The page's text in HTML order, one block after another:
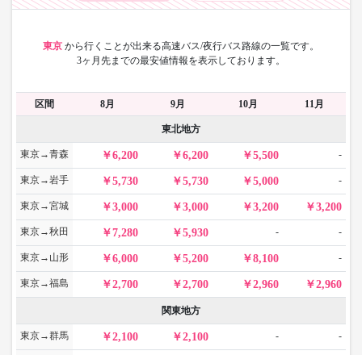
東京 から行くことが出来る高速バス/夜行バス路線の一覧です。
3ヶ月先までの最安値情報を表示しております。
区間 8月 9月 10月 11月
東北地方
東京→青森 6,200 6,200 5,500 -
東京→岩手 5,730 5,730 5,000 -
東京→宮城 3,000 3,000 3,200 3,200
東京→秋田 7,280 5,930 - -
東京→山形 6,000 5,200 8,100 -
東京→福島 2,700 2,700 2,960 2,960
関東地方
東京→群馬 2,100 2,100 - -